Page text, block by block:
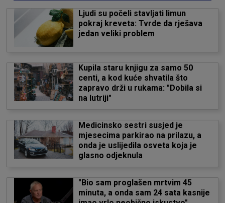
Ljudi su počeli stavljati limun
pokraj kreveta: Tvrde da rješava
jedan veliki problem
Kupila staru knjigu za samo 50
centi, a kod kuće shvatila što
zapravo drži u rukama: "Dobila si
na lutriji"
Medicinsko sestri susjed je
mjesecima parkirao na prilazu, a
onda je uslijedila osveta koja je
glasno odjeknula
"Bio sam proglašen mrtvim 45
minuta, a onda sam 24 sata kasnije